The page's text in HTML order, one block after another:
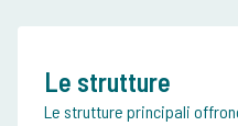
Le strutture
Le strutture principali